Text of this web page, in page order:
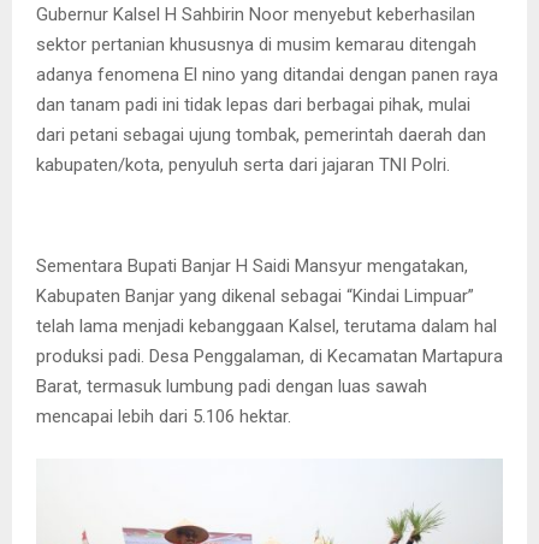
Gubernur Kalsel H Sahbirin Noor menyebut keberhasilan
sektor pertanian khususnya di musim kemarau ditengah
adanya fenomena El nino yang ditandai dengan panen raya
dan tanam padi ini tidak lepas dari berbagai pihak, mulai
dari petani sebagai ujung tombak, pemerintah daerah dan
kabupaten/kota, penyuluh serta dari jajaran TNI Polri.
Sementara Bupati Banjar H Saidi Mansyur mengatakan,
Kabupaten Banjar yang dikenal sebagai “Kindai Limpuar”
telah lama menjadi kebanggaan Kalsel, terutama dalam hal
produksi padi. Desa Penggalaman, di Kecamatan Martapura
Barat, termasuk lumbung padi dengan luas sawah
mencapai lebih dari 5.106 hektar.